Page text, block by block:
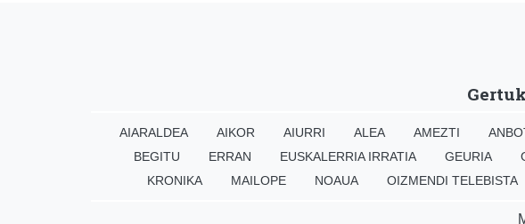
AIARALDEA AIKOR AIURRI ALEA AMEZTI
BEGITU
ERRAN EUSKALERRIA IRRATIA GEURIA
KRONIKA
MAILOPE NOAUA OIZMENDI TELEBISTA